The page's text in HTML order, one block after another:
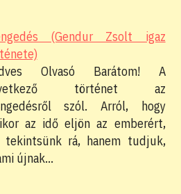
(Gendur Zsolt igaz
Olvasó Barátom! A
történet az
szól. Arról, hogy
az idő eljön az emberért,
rá, hanem tudjuk,
újnak…